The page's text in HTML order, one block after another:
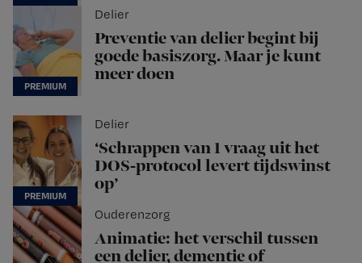
Delier
Preventie van delier begint bij
goede basiszorg. Maar je kunt
meer doen
Delier
‘Schrappen van 1 vraag uit het
DOS-protocol levert tijdswinst
op’
Ouderenzorg
Animatie: het verschil tussen
een delier, dementie of